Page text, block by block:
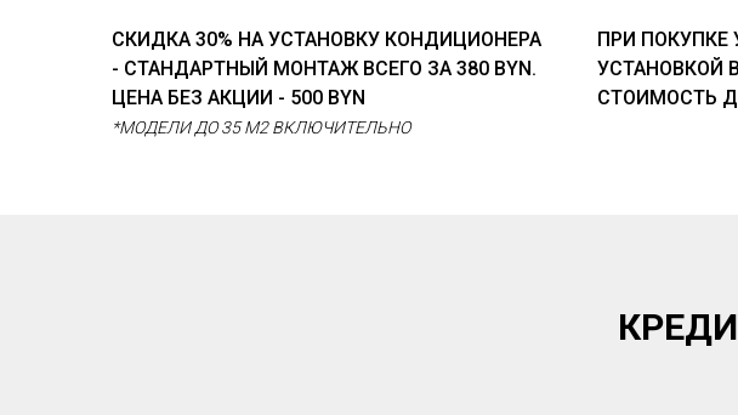
СКИДКА 30% НА УСТАНОВКУ КОНДИЦИОНЕРА
- СТАНДАРТНЫЙ МОНТАЖ ВСЕГО ЗА 380 BYN.
ЦЕНА БЕЗ АКЦИИ - 500 BYN
*МОДЕЛИ ДО 35 М2 ВКЛЮЧИТЕЛЬНО
ПРИ ПОКУПКЕ
УСТАНОВКОЙ
СТОИМОСТЬ